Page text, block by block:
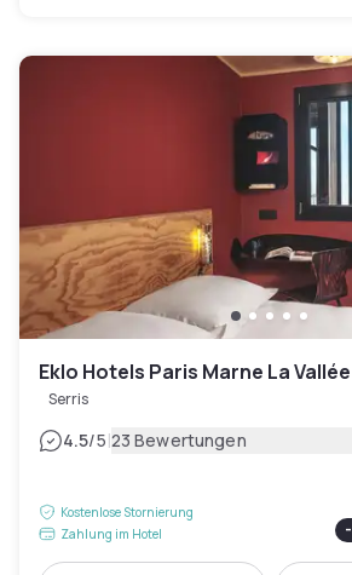
Eklo Hotels Paris Marne La Vallée
Serris
4.5/5|23 Bewertungen
Kostenlose Stornierung
Zahlung im Hotel
-